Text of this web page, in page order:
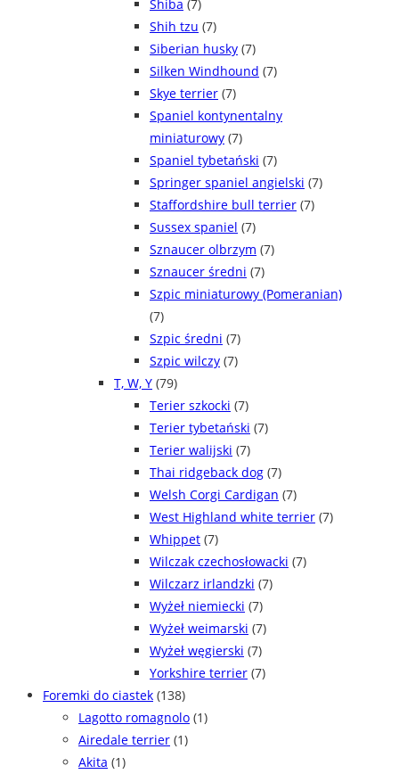
Shiba (7)
Shih tzu (7)
Siberian husky (7)
Silken Windhound (7)
Skye terrier (7)
Spaniel kontynentalny
miniaturowy (7)
Spaniel tybetański (7)
Springer spaniel angielski (7)
Staffordshire bull terrier (7)
Sussex spaniel (7)
Sznaucer olbrzym (7)
Sznaucer średni (7)
Szpic miniaturowy (Pomeranian)
(7)
Szpic średni (7)
Szpic wilczy (7)
T, W, Y (79)
Terier szkocki (7)
Terier tybetański (7)
Terier walijski (7)
Thai ridgeback dog (7)
Welsh Corgi Cardigan (7)
West Highland white terrier (7)
Whippet (7)
Wilczak czechosłowacki (7)
Wilczarz irlandzki (7)
Wyżeł niemiecki (7)
Wyżeł weimarski (7)
Wyżeł węgierski (7)
Yorkshire terrier (7)
Foremki do ciastek (138)
Lagotto romagnolo (1)
Airedale terrier (1)
Akita (1)